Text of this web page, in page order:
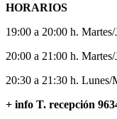
HORARIOS
19:00 a 20:00 h. Martes/
20:00 a 21:00 h. Martes/
20:30 a 21:30 h. Lunes/
+ info T. recepción